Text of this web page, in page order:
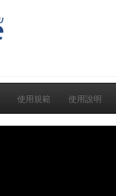
使用規範 使用說明